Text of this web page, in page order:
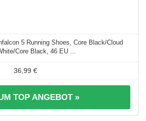
5 Running Shoes, Core Black/Cloud
Core Black, 46 EU ...
36,99 €
TOP ANGEBOT »